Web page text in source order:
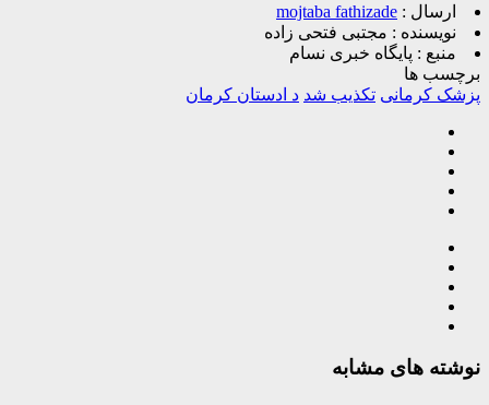
ارسال : mojtaba fathizade
نویسنده : مجتبی فتحی زاده
منبع : پایگاه خبری نسام
برچسب ها
پزشک کرمانی تکذیب شد د ادستان کرمان
نوشته های مشابه